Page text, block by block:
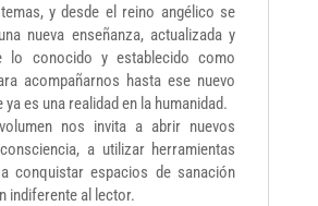
y desde el reino angélico se
nueva enseñanza, actualizada y
lo conocido y establecido como
acompañarnos hasta ese nuevo
ya es una realidad en la humanidad.
nos invita a abrir nuevos
a utilizar herramientas
conquistar espacios de sanación
indiferente al lector.